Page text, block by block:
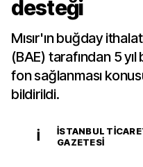
desteği
Mısır'ın buğday
(BAE) tarafından 5
fon sağlanması
bildirildi.
İ
İSTANBUL
GAZETESI